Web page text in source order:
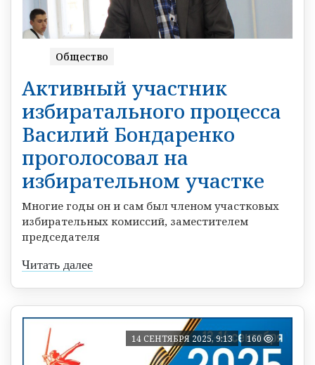
Общество
Активный участник
избиратального процесса
Василий Бондаренко
проголосовал на
избирательном участке
Многие годы он и сам был членом участковых
избирательных комиссий, заместителем
председателя
Читать далее
14 СЕНТЯБРЯ 2025, 9:13 160